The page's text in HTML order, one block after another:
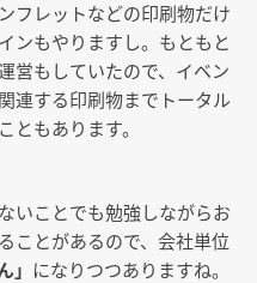
フレットなどの印刷物だけ
ンもやりますし。もともと
営もしていたので、イベン
連する印刷物までトータル
ともあります。
いことでも勉強しながらお
ことがあるので、会社単位
」 になりつつありますね。